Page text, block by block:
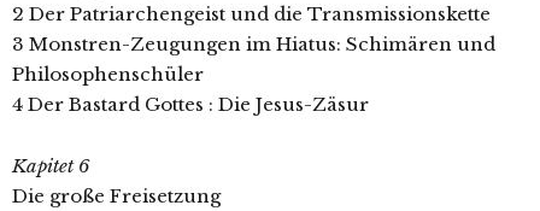
2 Der Patriarchengeist und die Transmissionskette
3 Monstren-Zeugungen im Hiatus: Schimären und
Philosophenschüler
4 Der Bastard Gottes : Die Jesus-Zäsur
Kapitet 6
Die große Freisetzung